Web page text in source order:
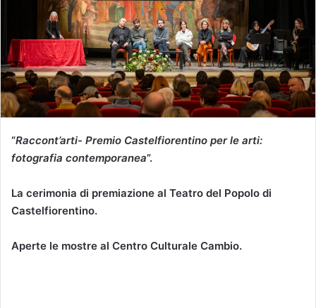
“Raccont’arti- Premio Castelfiorentino per le arti:
fotografia contemporanea”.
La cerimonia di premiazione al Teatro del Popolo di
Castelfiorentino.
Aperte le mostre al Centro Culturale Cambio.